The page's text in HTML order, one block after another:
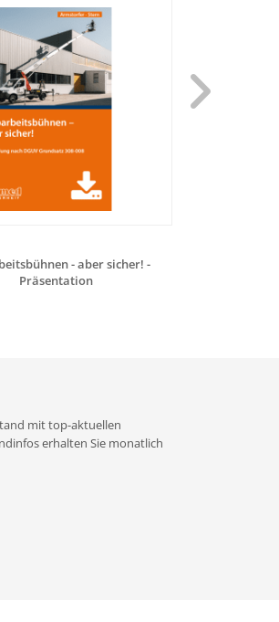
- aber sicher! -
Präsentation
mit top-aktuellen
erhalten Sie monatlich